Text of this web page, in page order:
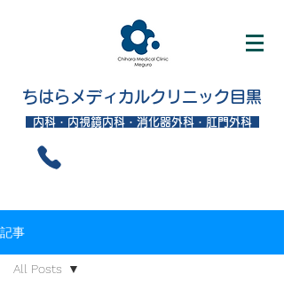
ちはらメディカルクリニック目黒
内科・内視鏡内科・消化器外科・肛門外科
記事
All Posts